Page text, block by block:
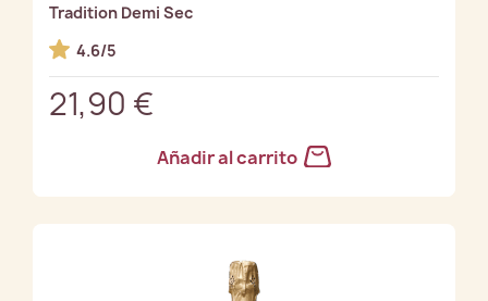
Tradition Demi Sec
4.6/5
21,90 €
Añadir al carrito